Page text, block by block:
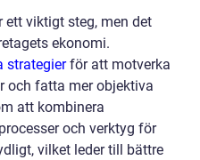
viktigt steg, men det
ekonomi.
strategierför att motverka
och fatta mer objektiva
att kombinera
och verktyg för
vilket leder till bättre